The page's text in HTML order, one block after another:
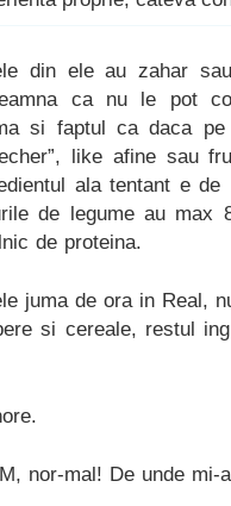
din ele au zahar
ca nu le pot
si faptul ca daca
like afine sau
ala tentant e de
de legume au max
de proteina.
juma de ora in Real,
si cereale, restul
nor-mal! De unde mi-